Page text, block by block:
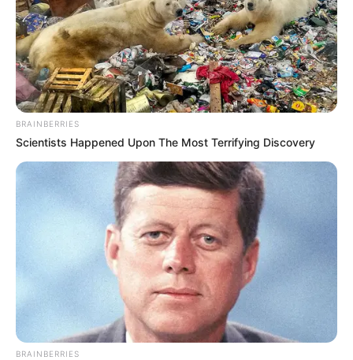
The Most Surprising Things About FIFA World Cup
2026
BRAINBERRIES
15 Things You Do Everyday That The Bible Forbids:
BRAINBERRIES
BRAINBERRIES
Scientists Happened Upon The Most Terrifying Discovery
BRAINBERRIES